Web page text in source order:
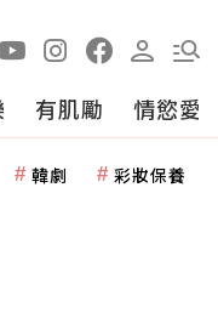
有肌勵 情慾愛
韓劇 彩妝保養